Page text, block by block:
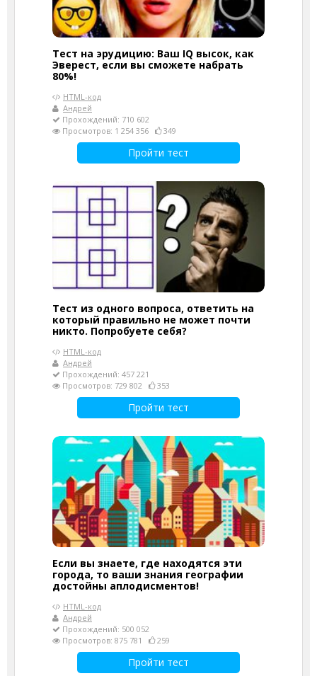
Тест на эрудицию: Ваш IQ высок, как
Эверест, если вы сможете набрать
80%!
HTML-код
Андрей
Прохождений: 710 602
Просмотров: 1 254 356
349
Пройти тест
Тест из одного вопроса, ответить на
который правильно не может почти
никто. Попробуете себя?
HTML-код
Андрей
Прохождений: 457 221
Просмотров: 729 802
353
Пройти тест
Если вы знаете, где находятся эти
города, то ваши знания географии
достойны аплодисментов!
HTML-код
Андрей
Прохождений: 500 052
Просмотров: 875 781
259
Пройти тест